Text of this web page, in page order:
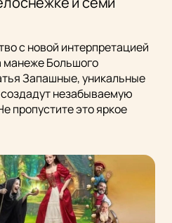
с новой интерпретацией
манеже Большого
Запашные, уникальные
незабываемую
пропустите это яркое